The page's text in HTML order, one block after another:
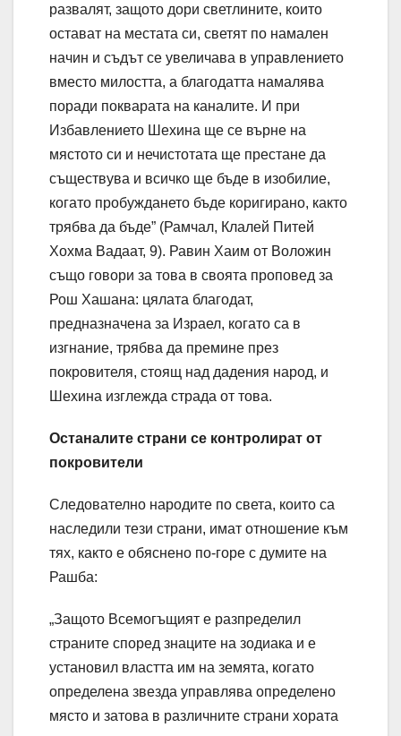
развалят, защото дори светлините, които
остават на местата си, светят по намален
начин и съдът се увеличава в управлението
вместо милостта, а благодатта намалява
поради покварата на каналите. И при
Избавлението Шехина ще се върне на
мястото си и нечистотата ще престане да
съществува и всичко ще бъде в изобилие,
когато пробуждането бъде коригирано, както
трябва да бъде” (Рамчал, Клалей Питей
Хохма Вадаат, 9). Равин Хаим от Воложин
също говори за това в своята проповед за
Рош Хашана: цялата благодат,
предназначена за Израел, когато са в
изгнание, трябва да премине през
покровителя, стоящ над дадения народ, и
Шехина изглежда страда от това.
Останалите страни се контролират от
покровители
Следователно народите по света, които са
наследили тези страни, имат отношение към
тях, както е обяснено по-горе с думите на
Рашба:
„Защото Всемогъщият е разпределил
страните според знаците на зодиака и е
установил властта им на земята, когато
определена звезда управлява определено
място и затова в различните страни хората